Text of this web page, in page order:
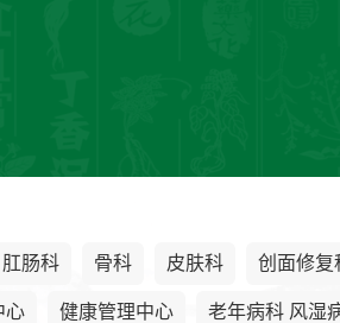
肛肠科 骨科 皮肤科 创面修复
心 健康管理中心 老年病科 风湿